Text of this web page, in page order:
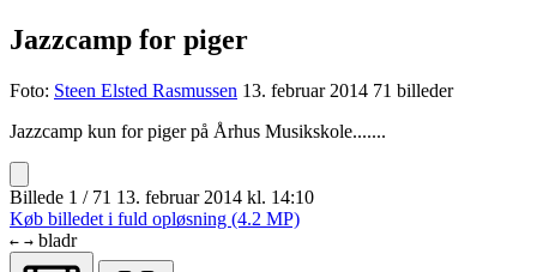
Jazzcamp for piger
Foto: Steen Elsted Rasmussen 13. februar 2014 71 billeder
Jazzcamp kun for piger på Århus Musikskole.......
Billede 1 / 71 13. februar 2014 kl. 14:10
Køb billedet i fuld opløsning (4.2 MP)
← → bladr